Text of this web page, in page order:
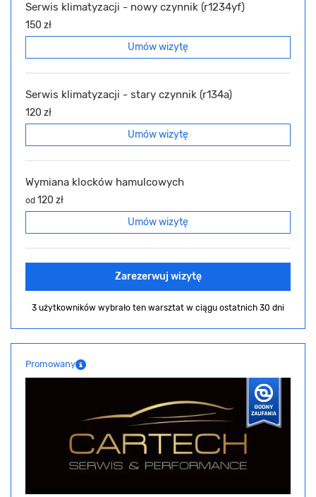
Serwis klimatyzacji - nowy czynnik (r1234yf)
150 zł
Umów wizytę
Serwis klimatyzacji - stary czynnik (r134a)
120 zł
Umów wizytę
Wymiana klocków hamulcowych
od 120 zł
Umów wizytę
Zarezerwuj wizytę
3 użytkowników wybrało ten warsztat w ciągu ostatnich 30 dni
Promowany